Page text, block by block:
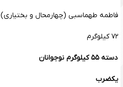
فاطمه طهماسبی (چهارمحال و بختیاری)
۷۲ کیلوگرم
دسته ۵۵ کیلوگرم نوجوانان
یکضرب